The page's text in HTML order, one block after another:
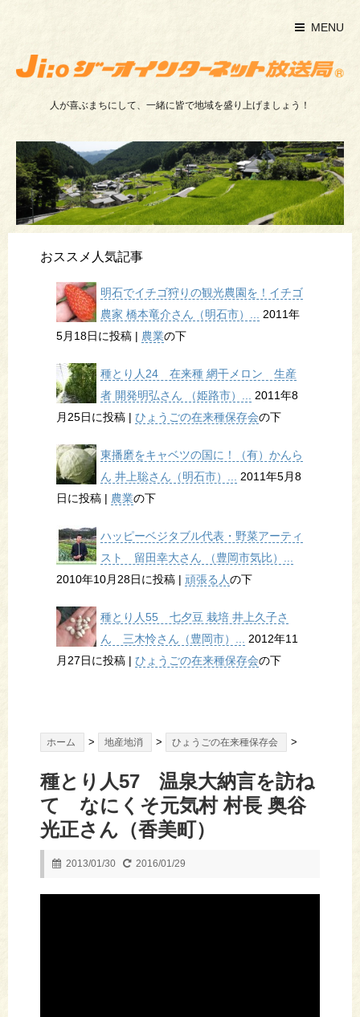
MENU
人が喜ぶまちにして、一緒に皆で地域を盛り上げましょう！
おススメ人気記事
明石でイチゴ狩りの観光農園を！イチゴ
農家 橋本竜介さん（明石市）... 2011年
5月18日に投稿 | 農業の下
種とり人24 在来種 網干メロン 生産
者 開発明弘さん （姫路市）... 2011年8
月25日に投稿 | ひょうごの在来種保存会の下
東播磨をキャベツの国に！（有）かんら
ん 井上聡さん（明石市）... 2011年5月8
日に投稿 | 農業の下
ハッピーベジタブル代表・野菜アーティ
スト 留田幸大さん （豊岡市気比）...
2010年10月28日に投稿 | 頑張る人の下
種とり人55 七夕豆 栽培 井上久子さ
ん 三木怜さん（豊岡市）... 2012年11
月27日に投稿 | ひょうごの在来種保存会の下
ホーム > 地産地消 > ひょうごの在来種保存会 >
種とり人57 温泉大納言を訪ね
て なにくそ元気村 村長 奥谷
光正さん（香美町）
2013/01/30 2016/01/29